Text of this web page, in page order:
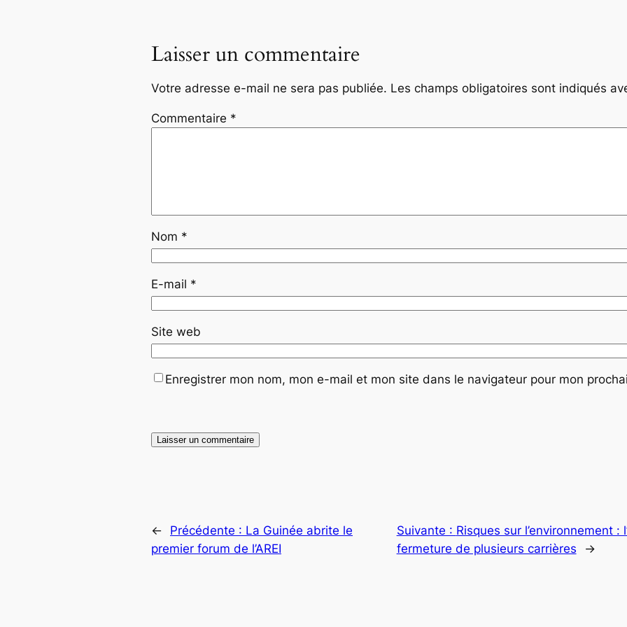
Laisser un commentaire
Votre adresse e-mail ne sera pas publiée. Les champs obligatoires sont indiqués
Commentaire *
Nom *
E-mail *
Site web
Enregistrer mon nom, mon e-mail et mon site dans le navigateur pour mon
← Précédente : La Guinée abrite le
premier forum de l’AREI
Suivante : Risques sur l’environnement :
fermeture de plusieurs carrières
→